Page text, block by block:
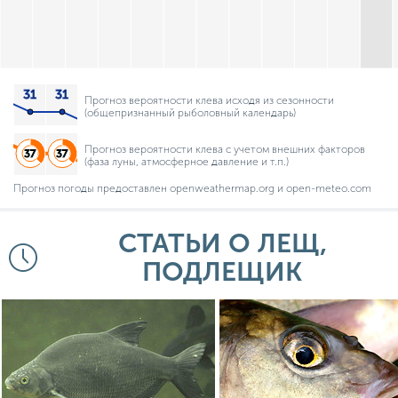
Прогноз вероятности клева исходя из сезонности
(общепризнанный рыболовный календарь)
Прогноз вероятности клева с учетом внешних факторов
(фаза луны, атмосферное давление и т.п.)
Прогноз погоды предоставлен openweathermap.org и open-meteo.com
СТАТЬИ О ЛЕЩ,
ПОДЛЕЩИК